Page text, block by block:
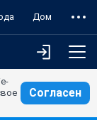
Дом
Согласен